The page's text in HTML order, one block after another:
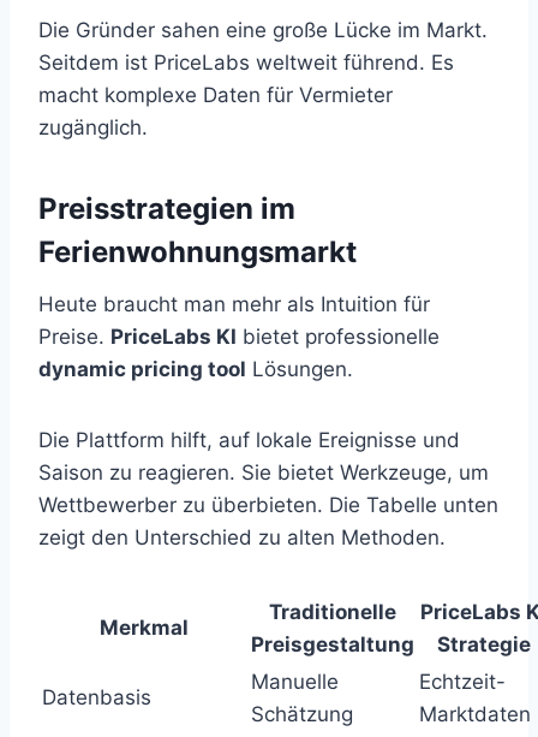
Die Gründer sahen eine große Lücke im Markt.
Seitdem ist PriceLabs weltweit führend. Es
macht komplexe Daten für Vermieter
zugänglich.
Preisstrategien im
Ferienwohnungsmarkt
Heute braucht man mehr als Intuition für
Preise. PriceLabs KI bietet professionelle
dynamic pricing tool Lösungen.
Die Plattform hilft, auf lokale Ereignisse und
Saison zu reagieren. Sie bietet Werkzeuge, um
Wettbewerber zu überbieten. Die Tabelle unten
zeigt den Unterschied zu alten Methoden.
Merkmal
Traditionelle
Preisgestaltung
PriceLabs
Strategie
Datenbasis
Manuelle
Schätzung
Echtzeit-
Marktdaten